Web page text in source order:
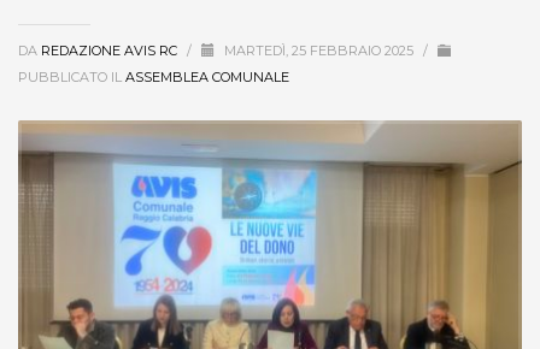
DA REDAZIONE AVIS RC / MARTEDÌ, 25 FEBBRAIO 2025 /
PUBBLICATO IL ASSEMBLEA COMUNALE